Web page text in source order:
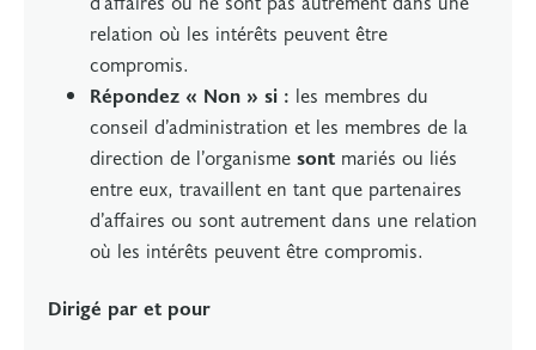
relation où les intérêts peuvent être
compromis.
Répondez « Non » si : les membres du
conseil d’administration et les membres de la
direction de l’organisme sont mariés ou liés
entre eux, travaillent en tant que partenaires
d’affaires ou sont autrement dans une relation
où les intérêts peuvent être compromis.
Dirigé par et pour